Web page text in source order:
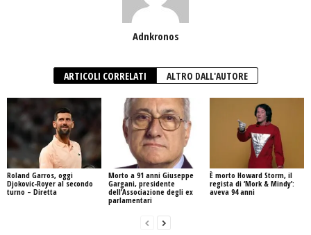
Adnkronos
ARTICOLI CORRELATI ALTRO DALL'AUTORE
Roland Garros, oggi
Djokovic-Royer al secondo
turno – Diretta
Morto a 91 anni Giuseppe
Gargani, presidente
dell’Associazione degli ex
parlamentari
È morto Howard Storm, il
regista di ‘Mork & Mindy’:
aveva 94 anni